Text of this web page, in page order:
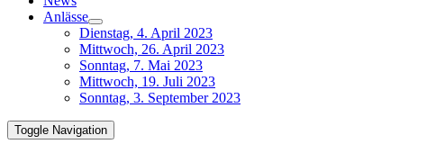
Anlässe
Dienstag, 4. April 2023
Mittwoch, 26. April 2023
Sonntag, 7. Mai 2023
Mittwoch, 19. Juli 2023
Sonntag, 3. September 2023
Toggle Navigation